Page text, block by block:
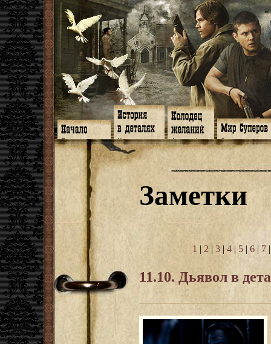
Главная
Программа
Форум
Facebook
Гостевая
Книги
Галереи
Музыка
Видео
Субтитры
Заметки
Мысли
Откровение
Арт-кафе
Игромания
Фанфики
Фанарт
Анекдоты
Передоз
Страшилки
Знакомство
Обитатели
Семейное
Дневник
СИЗО
Суперы от и
Заметки
1 | 2 | 3 | 4 | 5 | 6 | 7
11.10. Дьявол в